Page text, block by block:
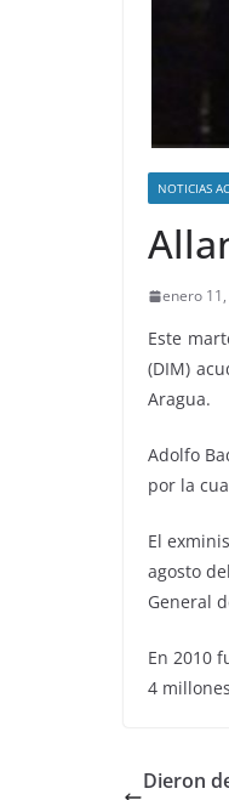
NOTICIAS
enero
Este
(DIM)
Aragua.
Adolfo
por la
El
agosto
General
En 2010
4
Dieron